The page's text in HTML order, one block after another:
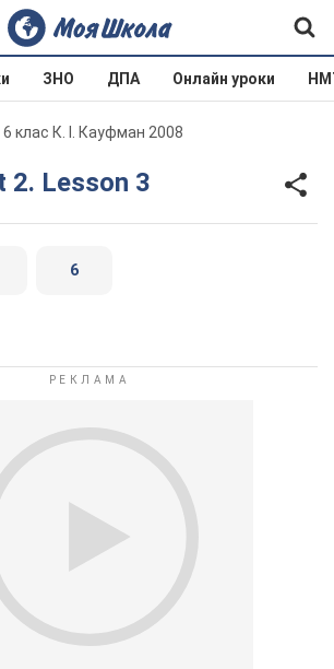
ЗНО ДПА Онлайн уроки
клас К. І. Кауфман 2008
2. Lesson 3
6